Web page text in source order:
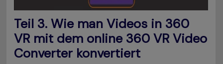
Teil 3. Wie man Videos in 360
VR mit dem online 360 VR Video
Converter konvertiert